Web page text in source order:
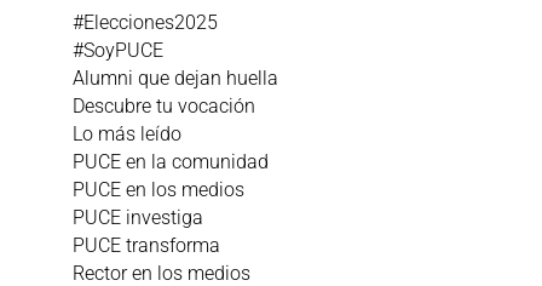
#Elecciones2025
#SoyPUCE
Alumni que dejan huella
Descubre tu vocación
Lo más leído
PUCE en la comunidad
PUCE en los medios
PUCE investiga
PUCE transforma
Rector en los medios